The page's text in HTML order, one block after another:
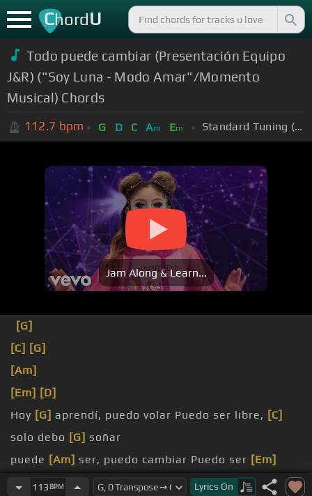
ChordU
Todo puede cambiar (Presentación Equipo
J&R) ("Soy Luna - Modo Amar"/Momento
Musical) Chords
112.7 bpm G D C Am Em Standard Tuning (EADGBE)
Jam Along & Learn...
[G]
[C] [G]
[Am]
[Em] [D]
Hoy [G] aprendí, puedo volar Puedo ser libre, [C]
solo debo [G] soñar
puede [Am] ser, puedo cambiar Puedo ser [Em]
todo, todo y mucho
113 BPM Lyrics On